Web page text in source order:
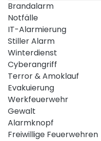
Brandalarm
Notfälle
IT-Alarmierung
Stiller Alarm
Winterdienst
Cyberangriff
Terror & Amoklauf
Evakuierung
Werkfeuerwehr
Gewalt
Alarmknopf
Freiwillige Feuerwehren